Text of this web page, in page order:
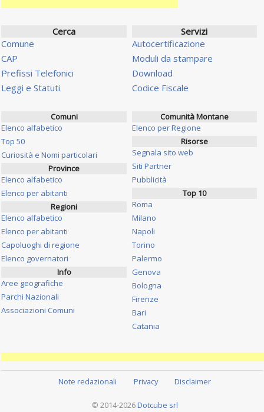
Cerca
Comune
CAP
Prefissi Telefonici
Leggi e Statuti
Servizi
Autocertificazione
Moduli da stampare
Download
Codice Fiscale
Comuni
Elenco alfabetico
Top 50
Curiosità e Nomi particolari
Province
Elenco alfabetico
Elenco per abitanti
Regioni
Elenco alfabetico
Elenco per abitanti
Capoluoghi di regione
Elenco governatori
Info
Aree geografiche
Parchi Nazionali
Associazioni Comuni
Comunità Montane
Elenco per Regione
Risorse
Segnala sito web
Siti Partner
Pubblicità
Top 10
Roma
Milano
Napoli
Torino
Palermo
Genova
Bologna
Firenze
Bari
Catania
Note redazionali Privacy Disclaimer
© 2014-2026 Dotcube srl